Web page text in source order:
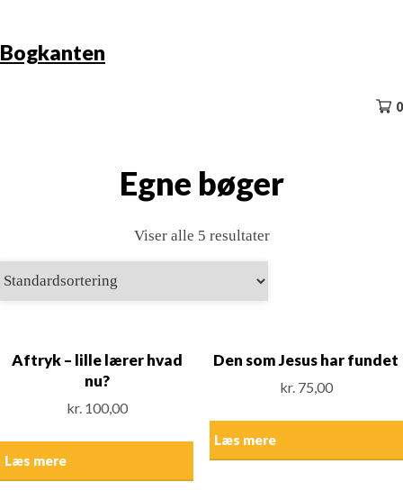
to
Bogkanten
0
Egne bøger
Viser alle 5 resultater
Aftryk – lille lærer hvad
nu?
kr.100,00
Læs mere
Den som Jesus har fundet
kr.75,00
Læs mere